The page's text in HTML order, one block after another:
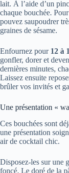
lait. À l’aide d’un
chaque bouchée.
pouvez saupoudrer
graines de sésame.
Enfournez pour 12 à
gonfler, dorer et
dernières minutes,
Laissez ensuite
brûler vos invités et
Une présentation «
Ces bouchées sont
une présentation
air de cocktail chic.
Disposez-les sur une
foncé. Le doré de la